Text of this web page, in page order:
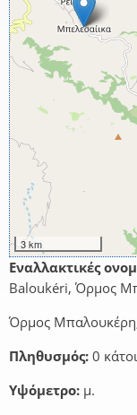
3 km
Εναλλακτικές
Baloukéri, Όρμος
Όρμος
Πληθυσμός: 0
Υψόμετρο: μ.